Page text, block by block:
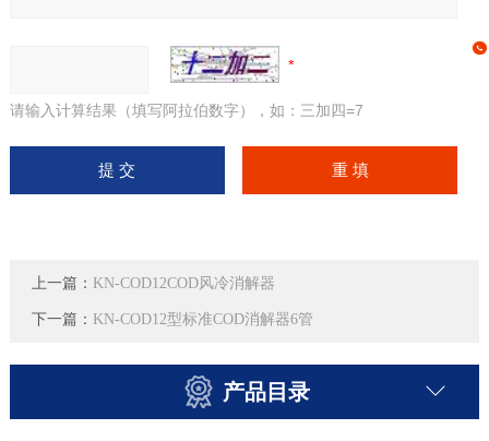
请输入计算结果（填写阿拉伯数字），如：三加四=7
上一篇： KN-COD12COD风冷消解器
下一篇： KN-COD12型标准COD消解器6管
产品目录